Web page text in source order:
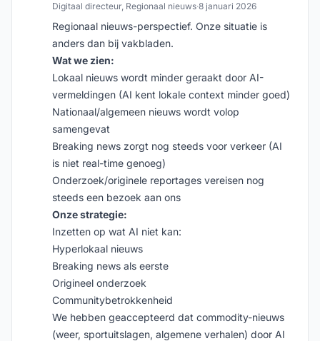
Digitaal directeur, Regionaal nieuws·8 januari 2026
Regionaal nieuws-perspectief. Onze situatie is
anders dan bij vakbladen.
Wat we zien:
Lokaal nieuws wordt minder geraakt door AI-
vermeldingen (AI kent lokale context minder goed)
Nationaal/algemeen nieuws wordt volop
samengevat
Breaking news zorgt nog steeds voor verkeer (AI
is niet real-time genoeg)
Onderzoek/originele reportages vereisen nog
steeds een bezoek aan ons
Onze strategie:
Inzetten op wat AI niet kan:
Hyperlokaal nieuws
Breaking news als eerste
Origineel onderzoek
Communitybetrokkenheid
We hebben geaccepteerd dat commodity-nieuws
(weer, sportuitslagen, algemene verhalen) door AI